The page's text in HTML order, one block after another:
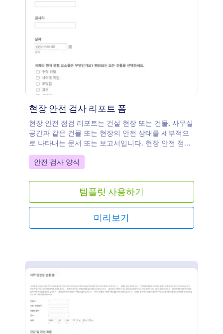
현장 안전 검사 리포트 폼
현장 안전 점검 리포트는 건설 현장 또는 건물, 사무실
공간과 같은 건물 또는 현장의 안전 상태를 세부적으
로 나타내는 문서 또는 보고서입니다. 현장 안전 점검
은 건설회사, 대리점 및 관여된 기관들이 건물 또는 현
장의 안전 상태를 보장하는데 필요합니다. 점검에 포
수집하기 위해 이 무료의 현장 안전 점검 리포트 템플
릿을 사용하십시오. Jform 모바일 폼들을 다운로드할
때, 귀하는 이 현장 안전 점검 리포트를 어디든지 가지
고 갈 수 있습니다 - 이것은 건설 현장에서 공사 관리
자들 또는 감독관들이 공사 안전 규정들을 준수하는지
무료 안전 점검 리포트 폼을 최대한으로 활용하기 위
해 필요한 모든 수단들을 보유하고 있습니다.
Go to Category:
안전 검사 양식
템플릿 사용하기
미리보기